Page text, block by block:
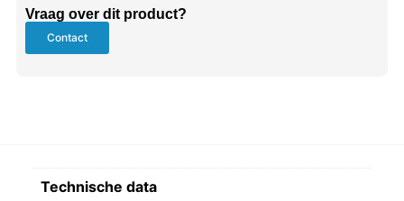
Vraag over dit product?
Contact
Technische data